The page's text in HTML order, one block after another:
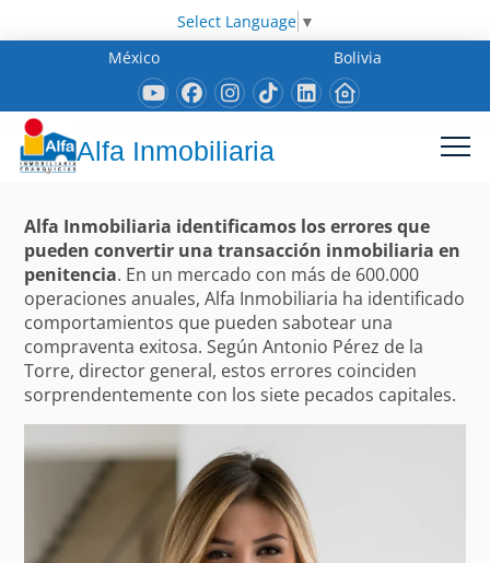
Select Language ▼
México
Bolivia
Alfa Inmobiliaria
Alfa Inmobiliaria identificamos los errores que
pueden convertir una transacción inmobiliaria en
penitencia. En un mercado con más de 600.000
operaciones anuales, Alfa Inmobiliaria ha identificado
comportamientos que pueden sabotear una
compraventa exitosa. Según Antonio Pérez de la
Torre, director general, estos errores coinciden
sorprendentemente con los siete pecados capitales.